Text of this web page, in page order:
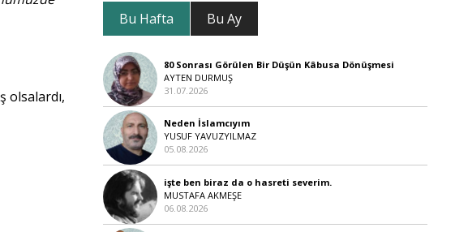
olsalardı,
Bu Hafta Bu Ay
80 Sonrası Görülen Bir Düşün Kâbusa Dönüşmesi
AYTEN DURMUŞ
31.07.2026
Neden İslamcıyım
YUSUF YAVUZYILMAZ
05.08.2026
işte ben biraz da o hasreti severim.
MUSTAFA AKMEŞE
06.08.2026